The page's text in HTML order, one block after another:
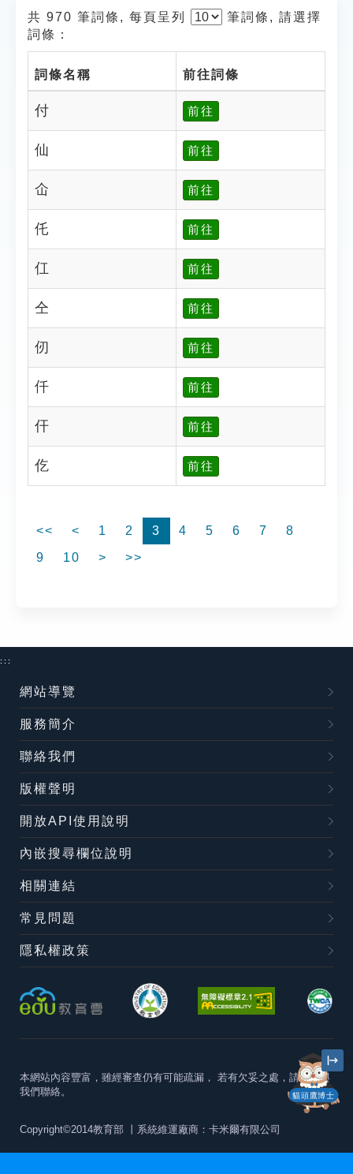
共 970 筆詞條, 每頁呈列 筆詞條, 請選擇
詞條：
詞條名稱 前往詞條
付 前往
仙 前往
仚 前往
仛 前往
仜 前往
仝 前往
仞 前往
仟 前往
仠 前往
仡 前往
<< < 1 2 3 4 5 6 7
8
9
10 > >>
貓頭鷹博士
:::
網站導覽
服務簡介
聯絡我們
版權聲明
開放API使用說明
內嵌搜尋欄位說明
相關連結
常見問題
隱私權政策
本網站內容豐富，雖經審查仍有可能疏漏， 若有欠妥之處，請隨時與
我們聯絡。
Copyright©2014教育部 丨系統維運廠商：卡米爾有限公司